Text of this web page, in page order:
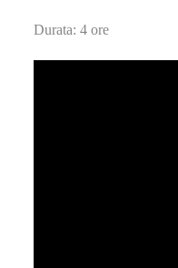
Durata: 4 ore